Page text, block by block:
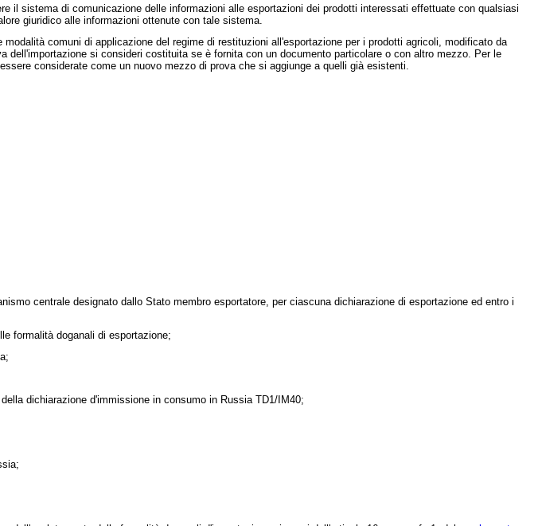
il sistema di comunicazione delle informazioni alle esportazioni dei prodotti interessati effettuate con qualsiasi
giuridico alle informazioni ottenute con tale sistema.
modalità comuni di applicazione del regime di restituzioni all'esportazione per i prodotti agricoli, modificato da
si consideri costituita se è fornita con un documento particolare o con altro mezzo. Per le
considerate come un nuovo mezzo di prova che si aggiunge a quelli già esistenti.
centrale designato dallo Stato membro esportatore, per ciascuna dichiarazione di esportazione ed entro i
formalità doganali di esportazione;
dichiarazione d'immissione in consumo in Russia TD1/IM40;